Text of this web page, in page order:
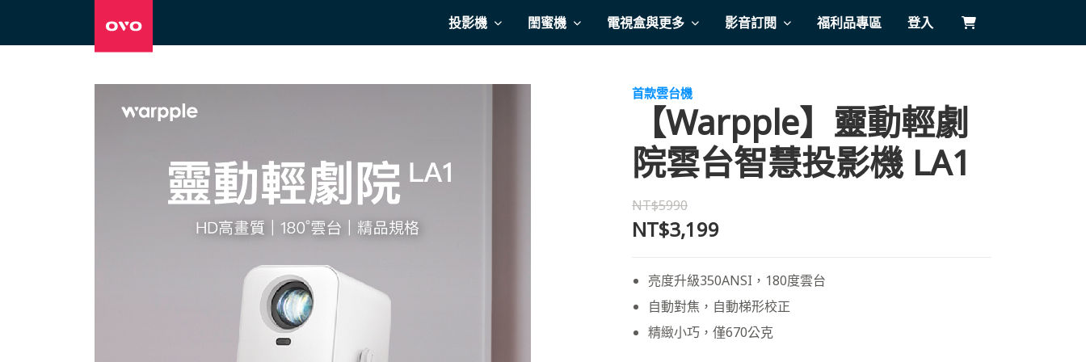
投影機 閨蜜機 電視盒與更多 影音訂閱 福利品專區 登入
首款雲台機
【Warpple】靈動輕劇
院雲台智慧投影機 LA1
NT$5990
NT$3,199
亮度升級350ANSI，180度雲台
自動對焦，自動梯形校正
精緻小巧，僅670公克